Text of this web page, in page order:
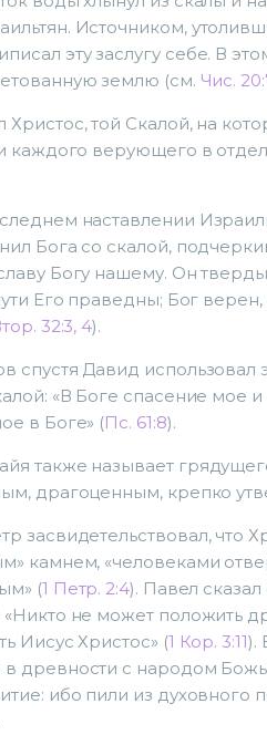
Источником,
эту заслугу себе. В
землю (см. Чис.
Христос, той Скалой, на
каждого верующего в
наставлении
Бога со скалой,
Богу нашему. Он
Его праведны; Бог
32:3, 4).
спустя Давид
«В Боге спасение мое
в Боге» (Пс. 61:8).
также называет
драгоценным, крепко
засвидетельствовал, что
камнем, «человеками
(1 Петр. 2:4). Павел
«Никто не может положить
Иисус Христос» (1 Кор. 3:11).
древности с народом
ибо пили из